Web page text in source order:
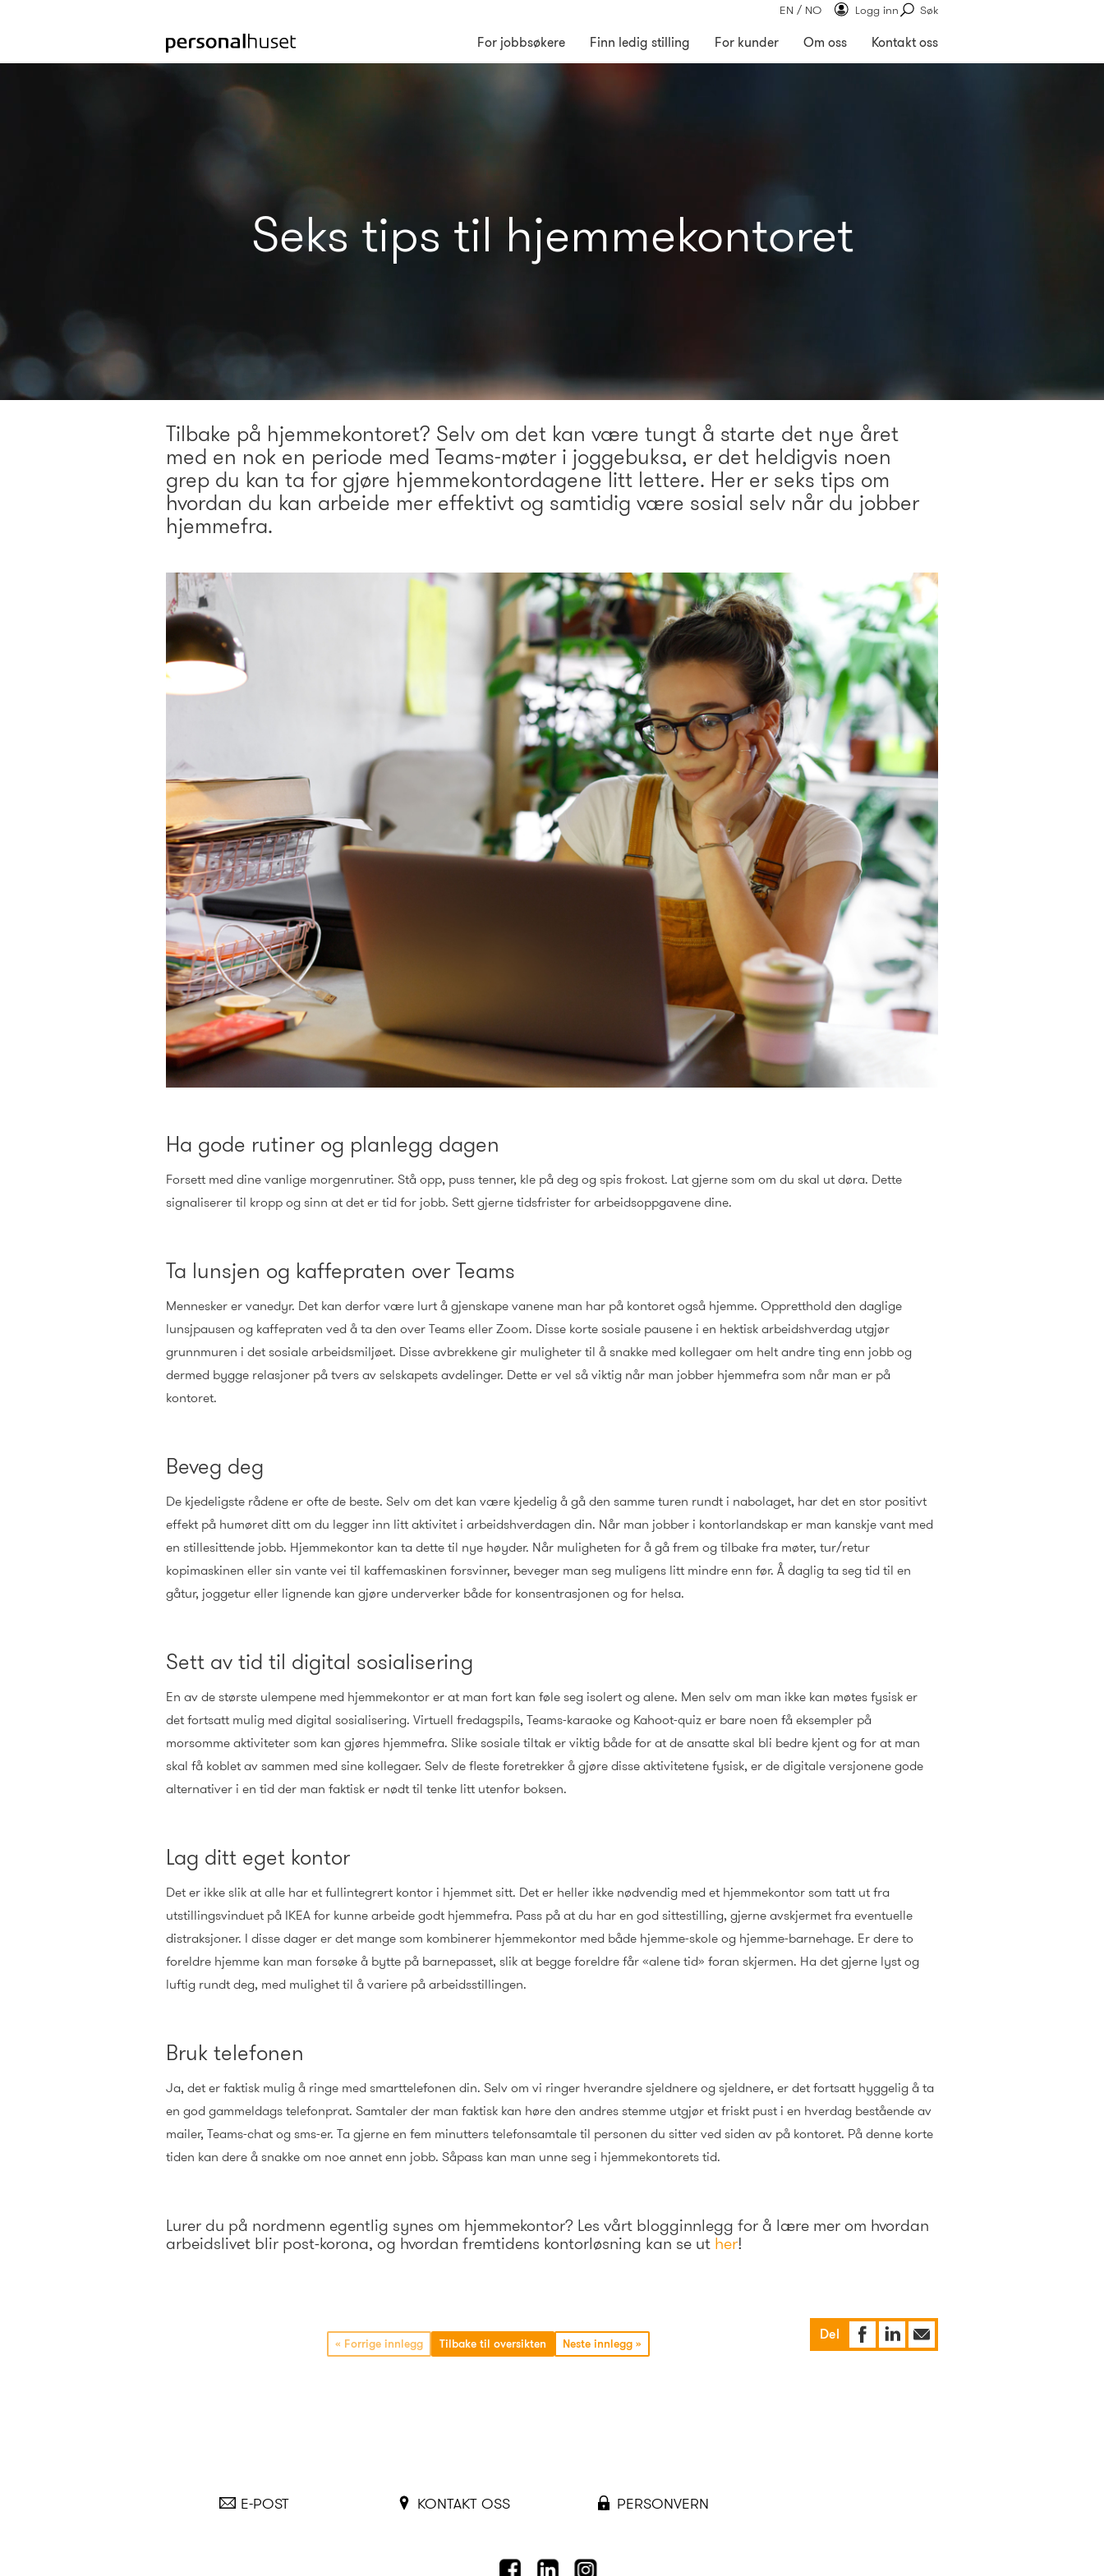
til
Søk
EN / NO Logg inn
For jobbsøkere Finn ledig stilling For kunder Om oss Kontakt oss
Seks tips til hjemmekontoret
Tilbake på hjemmekontoret? Selv om det kan være tungt å starte det nye året
med en nok en periode med Teams-møter i joggebuksa, er det heldigvis noen
grep du kan ta for gjøre hjemmekontordagene litt lettere. Her er seks tips om
hvordan du kan arbeide mer effektivt og samtidig være sosial selv når du jobber
hjemmefra.
Ha gode rutiner og planlegg dagen
Forsett med dine vanlige morgenrutiner. Stå opp, puss tenner, kle på deg og spis frokost. Lat gjerne som om du skal ut døra. Dette
signaliserer til kropp og sinn at det er tid for jobb. Sett gjerne tidsfrister for arbeidsoppgavene dine.
Ta lunsjen og kaffepraten over Teams
Mennesker er vanedyr. Det kan derfor være lurt å gjenskape vanene man har på kontoret også hjemme. Oppretthold den daglige
lunsjpausen og kaffepraten ved å ta den over Teams eller Zoom. Disse korte sosiale pausene i en hektisk arbeidshverdag utgjør
grunnmuren i det sosiale arbeidsmiljøet. Disse avbrekkene gir muligheter til å snakke med kollegaer om helt andre ting enn jobb og
dermed bygge relasjoner på tvers av selskapets avdelinger. Dette er vel så viktig når man jobber hjemmefra som når man er på
kontoret.
Beveg deg
De kjedeligste rådene er ofte de beste. Selv om det kan være kjedelig å gå den samme turen rundt i nabolaget, har det en stor positivt
effekt på humøret ditt om du legger inn litt aktivitet i arbeidshverdagen din. Når man jobber i kontorlandskap er man kanskje vant med
en stillesittende jobb. Hjemmekontor kan ta dette til nye høyder. Når muligheten for å gå frem og tilbake fra møter, tur/retur
kopimaskinen eller sin vante vei til kaffemaskinen forsvinner, beveger man seg muligens litt mindre enn før. Å daglig ta seg tid til en
gåtur, joggetur eller lignende kan gjøre underverker både for konsentrasjonen og for helsa.
Sett av tid til digital sosialisering
En av de største ulempene med hjemmekontor er at man fort kan føle seg isolert og alene. Men selv om man ikke kan møtes fysisk er
det fortsatt mulig med digital sosialisering. Virtuell fredagspils, Teams-karaoke og Kahoot-quiz er bare noen få eksempler på
morsomme aktiviteter som kan gjøres hjemmefra. Slike sosiale tiltak er viktig både for at de ansatte skal bli bedre kjent og for at man
skal få koblet av sammen med sine kollegaer. Selv de fleste foretrekker å gjøre disse aktivitetene fysisk, er de digitale versjonene gode
alternativer i en tid der man faktisk er nødt til tenke litt utenfor boksen.
Lag ditt eget kontor
Det er ikke slik at alle har et fullintegrert kontor i hjemmet sitt. Det er heller ikke nødvendig med et hjemmekontor som tatt ut fra
utstillingsvinduet på IKEA for kunne arbeide godt hjemmefra. Pass på at du har en god sittestilling, gjerne avskjermet fra eventuelle
distraksjoner. I disse dager er det mange som kombinerer hjemmekontor med både hjemme-skole og hjemme-barnehage. Er dere to
foreldre hjemme kan man forsøke å bytte på barnepasset, slik at begge foreldre får «alene tid» foran skjermen. Ha det gjerne lyst og
luftig rundt deg, med mulighet til å variere på arbeidsstillingen.
Bruk telefonen
Ja, det er faktisk mulig å ringe med smarttelefonen din. Selv om vi ringer hverandre sjeldnere og sjeldnere, er det fortsatt hyggelig å ta
en god gammeldags telefonprat. Samtaler der man faktisk kan høre den andres stemme utgjør et friskt pust i en hverdag bestående av
mailer, Teams-chat og sms-er. Ta gjerne en fem minutters telefonsamtale til personen du sitter ved siden av på kontoret. På denne korte
tiden kan dere å snakke om noe annet enn jobb. Såpass kan man unne seg i hjemmekontorets tid.
Lurer du på nordmenn egentlig synes om hjemmekontor? Les vårt blogginnlegg for å lære mer om hvordan
arbeidslivet blir post-korona, og hvordan fremtidens kontorløsning kan se ut her!
Del
« Forrige innlegg Tilbake til oversikten Neste innlegg »
E-POST KONTAKT OSS PERSONVERN
FACEBOOK
LINKEDIN